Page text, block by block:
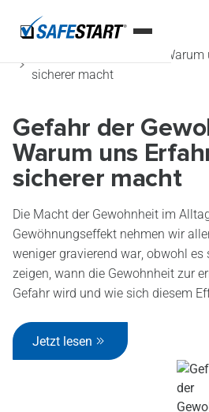
Startseite
Blog
Gefahr der Gewohnheit:
sicherer macht
Gefahr der
Warum uns
sicherer macht
Die Macht der Gewohnheit im
Gewöhnungseffekt nehmen wir
weniger gravierend war, obwohl
zeigen, wann die Gewohnheit zur
Gefahr wird und wie sich diesem
Jetzt lesen